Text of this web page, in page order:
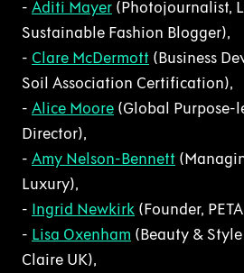
- Aditi Mayer (Photojournalist,
Sustainable Fashion Blogger),
- Clare McDermott (Business
Soil Association Certification),
- Alice Moore (Global Purpose-
Director),
- Amy Nelson-Bennett
Luxury),
- Ingrid Newkirk (Founder,
- Lisa Oxenham (Beauty &
Claire UK),